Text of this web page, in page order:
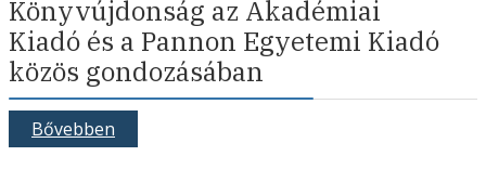
Könyvújdonság az Akadémiai
Kiadó és a Pannon Egyetemi Kiadó
közös gondozásában
Bővebben